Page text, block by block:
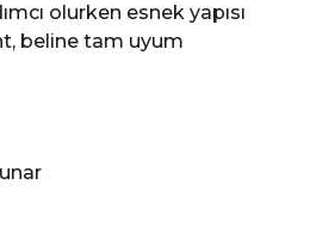
olurken esnek yapısı
beline tam uyum